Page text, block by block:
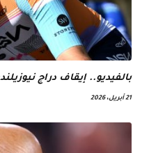
بالفيديو.. إيقاف دراج
21 أبريل، 2026